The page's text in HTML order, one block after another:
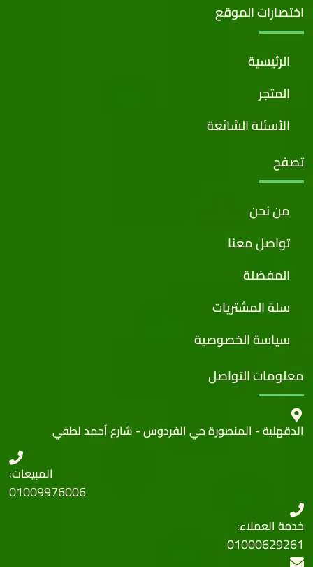
اختصارات الموقع
الرئيسية
المتجر
الأسئلة الشائعة
تصفح
من نحن
تواصل معنا
المفضلة
سلة المشتريات
سياسة الخصوصية
معلومات التواصل
الدقهلية - المنصورة حي الفردوس - شارع أحمد لطفي
المبيعات:
01009976006
خدمة العملاء:
01000629261